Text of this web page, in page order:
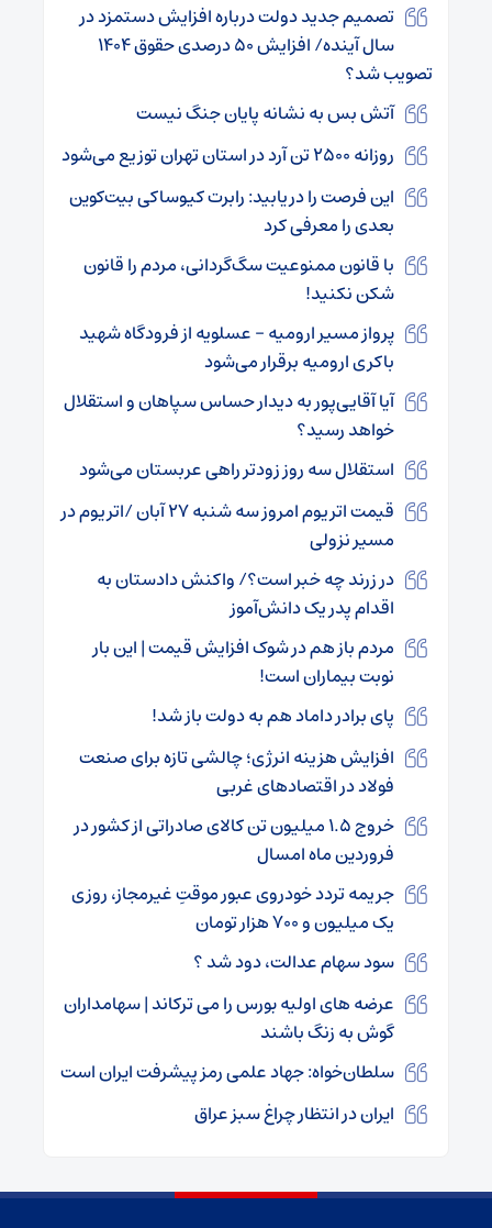
تصمیم جدید دولت درباره افزایش دستمزد در
سال آینده/ افزایش ۵۰ درصدی حقوق ۱۴۰۴
تصویب شد؟
آتش‌ بس به نشانه پایان جنگ نیست
روزانه ۲۵۰۰ تن آرد در استان تهران توزیع می‌شود
این فرصت را دریابید: رابرت کیوساکی بیت‌کوین
بعدی را معرفی کرد
با قانون ممنوعیت سگ‌گردانی، مردم را قانون
شکن نکنید!
پرواز مسیر ارومیه – عسلویه از فرودگاه شهید
باکری ارومیه برقرار می‌شود
آیا آقایی‌پور به دیدار حساس سپاهان و استقلال
خواهد رسید؟
استقلال سه روز زودتر راهی عربستان می‌شود
قیمت اتریوم امروز سه شنبه ۲۷ آبان /اتریوم در
مسیر نزولی
در زرند چه خبر است؟/ واکنش دادستان به
اقدام پدر یک دانش‌آموز
مردم باز هم در شوک افزایش قیمت | این بار
نوبت بیماران است!
پای برادر داماد هم به دولت باز شد!
افزایش هزینه انرژی؛ چالشی تازه برای صنعت
فولاد در اقتصادهای غربی
خروج ۱.۵ میلیون تن کالای صادراتی از کشور در
فروردین ماه امسال
جریمه تردد خودروی عبور موقتِ غیرمجاز، روزی
یک میلیون و ۷۰۰ هزار تومان
سود سهام عدالت، دود شد ؟
عرضه های اولیه بورس را می ترکاند | سهامداران
گوش به زنگ باشند
سلطان‌خواه: جهاد علمی رمز پیشرفت ایران است
ایران در انتظار چراغ سبز عراق